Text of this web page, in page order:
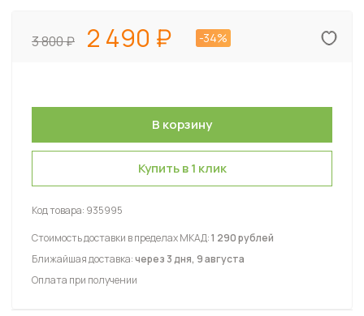
3 800 2 490 -34%
Купить в 1 клик
Код товара: 935995
Стоимость доставки в пределах МКАД:1 290 рублей
Ближайшая доставка:через 3 дня, 9 августа
Оплата при получении